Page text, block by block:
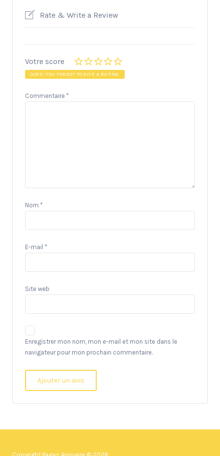
Rate & Write a Review
Votre score
OOPS! YOU FORGOT TO GIVE A RATING.
Commentaire *
Nom *
E-mail *
Site web
Enregistrer mon nom, mon e-mail et mon site dans le
navigateur pour mon prochain commentaire.